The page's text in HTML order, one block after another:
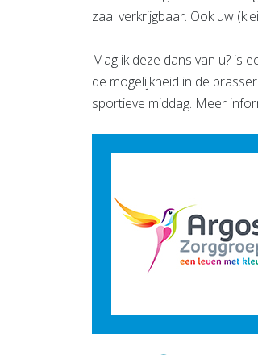
zaal verkrijgbaar. Ook uw
Mag ik deze dans van u? is
de mogelijkheid in de
sportieve middag. Meer